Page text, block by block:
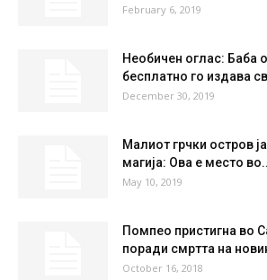
February 6, 2019
Необичен оглас: Баба
бесплатно го издава
December 30, 2019
Малиот грчки остров
магија: Ова е место
May 10, 2019
Помпео пристигна во
поради смртта на
October 16, 2018